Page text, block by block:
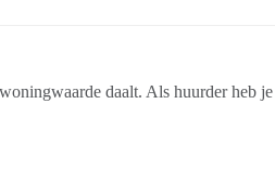
daalt. Als huurder heb